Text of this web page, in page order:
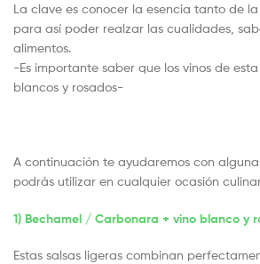
La clave es conocer la esencia tanto de
para así poder realzar las cualidades,
alimentos.
-Es importante saber que los vinos de esta
blancos y rosados-
A continuación te ayudaremos con
podrás utilizar en cualquier ocasión
1) Bechamel / Carbonara + vino blanco y
Estas salsas ligeras combinan